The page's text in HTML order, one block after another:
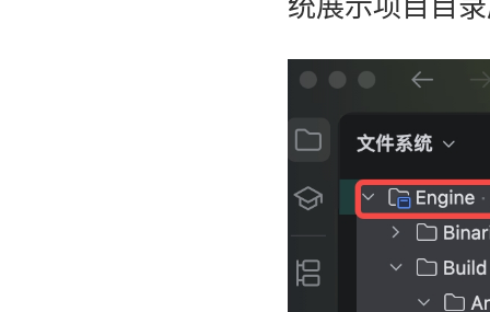
统展示项目目